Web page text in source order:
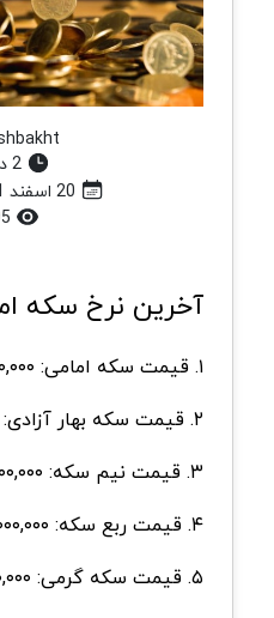
2 دقیقه
آخرین نرخ سکه
۱. قیمت سکه امامی: ۲۴۷,۰۱۰,۰۰۰ ریال
۲. قیمت سکه بهار آزادی: ۲۱۹,۹۴۰,۰۰۰ ریال
۳. قیمت نیم سکه: ۱۴۷,۰۰۰,۰۰۰ ریال
۴. قیمت ربع سکه: ۸۹,۰۰۰,۰۰۰ ریال
۵. قیمت سکه گرمی: ۴۸,۰۰۰,۰۰۰ ریال